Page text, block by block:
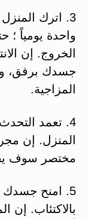
3. اترك
واحدة يومياً
الخروج. إن
جسدك برفق،
المزاجية.
4. تعمد
المنزل. إن
مختصر سوف
5. امنح جسدك
بالاكتئاب. إن